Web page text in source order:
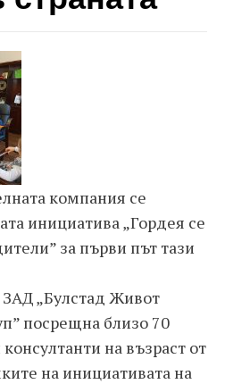
компания се
инициатива „Гордея се
за първи път тази
„Булстад Живот
посрещна близо 70
на възраст от
на инициативата на